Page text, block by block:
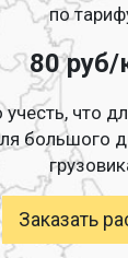
по
80 руб/
что
большого
Заказать